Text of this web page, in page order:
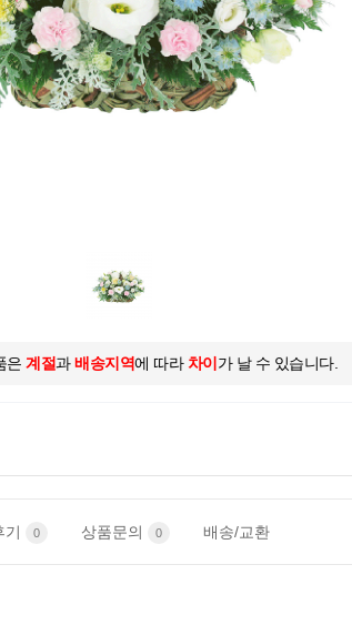
은 계절과배송지역에 따라 차이 가 날 수 있습니다.
기 0 상품문의 0 배송/교환